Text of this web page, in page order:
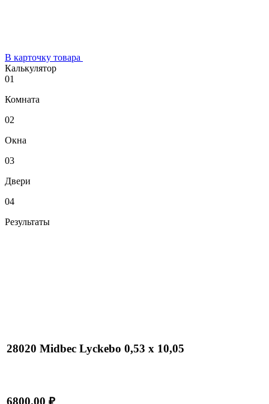
В карточку товара
Калькулятор
01
Комната
02
Окна
03
Двери
04
Результаты
28020 Midbec Lyckebo 0,53 x 10,05